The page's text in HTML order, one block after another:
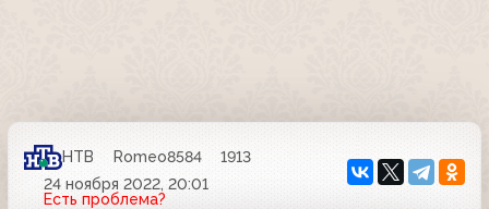
НТВ Romeo8584
1913
24 ноября 2022, 20:01
Есть проблема?